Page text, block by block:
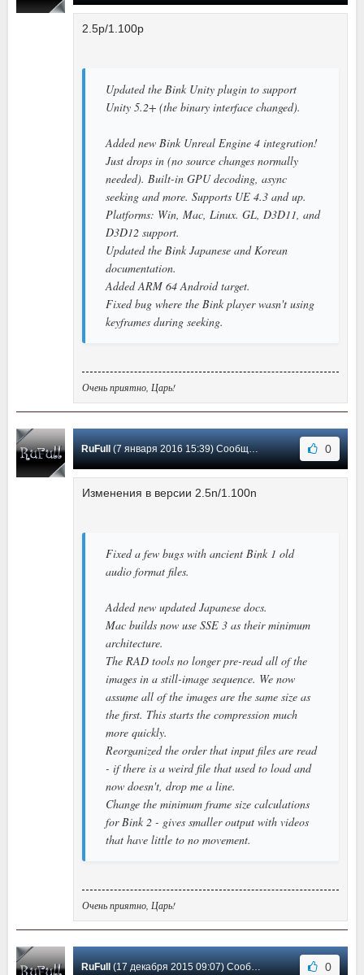
2.5p/1.100p
Updated the Bink Unity plugin to support
Unity 5.2+ (the binary interface changed).
Added new Bink Unreal Engine 4 integration!
Just drops in (no source changes normally
needed). Built-in GPU decoding, async
seeking and more. Supports UE 4.3 and up.
Platforms: Win, Mac, Linux. GL, D3D11, and
D3D12 support.
Updated the Bink Japanese and Korean
documentation.
Added ARM 64 Android target.
Fixed bug where the Bink player wasn't using
keyframes during seeking.
Очень приятно, Царь!
RuFull (7 января 2016 15:39) Сообщение #51 0
Изменения в версии 2.5n/1.100n
Fixed a few bugs with ancient Bink 1 old
audio format files.
Added new updated Japanese docs.
Mac builds now use SSE 3 as their minimum
architecture.
The RAD tools no longer pre-read all of the
images in a still-image sequence. We now
assume all of the images are the same size as
the first. This starts the compression much
more quickly.
Reorganized the order that input files are read
- if there is a weird file that used to load and
now doesn't, drop me a line.
Change the minimum frame size calculations
for Bink 2 - gives smaller output with videos
that have little to no movement.
Очень приятно, Царь!
RuFull (17 декабря 2015 09:07) Сообщение #50 0